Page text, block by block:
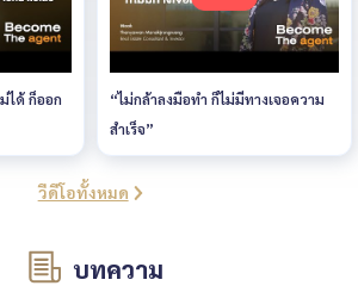
ได้ ก็ออก
“ไม่กล้าลงมือทำ ก็ไม่มีทางเจอความ
สำเร็จ”
วีดีโอทั้งหมด
บทความ